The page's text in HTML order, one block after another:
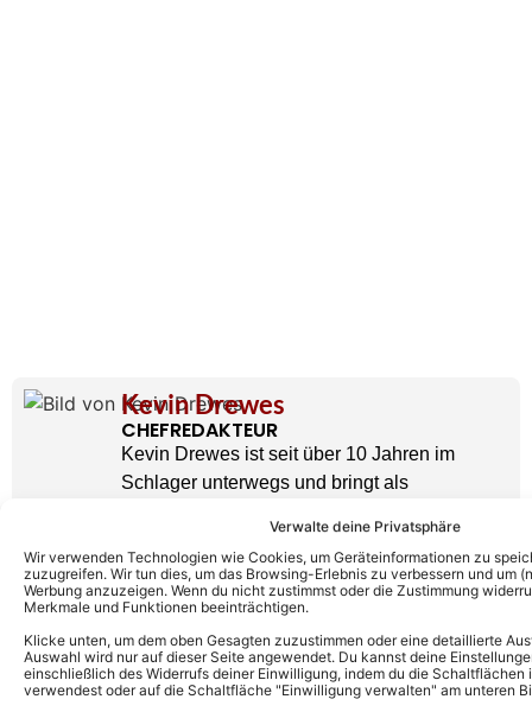
Verwalte deine Privatsphäre
Wir verwenden Technologien wie Cookies, um Geräteinformationen zu
zuzugreifen. Wir tun dies, um das Browsing-Erlebnis zu verbessern und um
Werbung anzuzeigen. Wenn du nicht zustimmst oder die Zustimmung
Merkmale und Funktionen beeinträchtigen.
Klicke unten, um dem oben Gesagten zuzustimmen oder eine detaillierte
Auswahl wird nur auf dieser Seite angewendet. Du kannst deine
einschließlich des Widerrufs deiner Einwilligung, indem du die
verwendest oder auf die Schaltfläche "Einwilligung verwalten" am unteren
Kevin Drewes
CHEFREDAKTEUR
Kevin Drewes ist seit über 10 Jahren im
Schlager unterwegs und bringt als
Leidenschaft mit hinein. Kein anderer kann
solch eine Expertise wie er vorweisen.
» AUTORENPROFIL & ALLE ARTIKEL VON
KEVIN DREWES